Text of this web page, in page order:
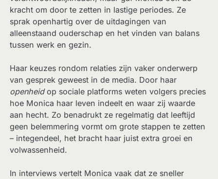
kracht om door te zetten in lastige periodes. Ze
sprak openhartig over de uitdagingen van
alleenstaand ouderschap en het vinden van balans
tussen werk en gezin.
Haar keuzes rondom relaties zijn vaker onderwerp
van gesprek geweest in de media. Door haar
openheidop sociale platforms weten volgers precies
hoe Monica haar leven indeelt en waar zij waarde
aan hecht. Zo benadrukt ze regelmatig dat leeftijd
geen belemmering vormt om grote stappen te zetten
– integendeel, het bracht haar juist extra groei en
volwassenheid.
In interviews vertelt Monica vaak dat ze sneller